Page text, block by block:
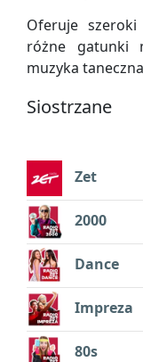
Oferuje szeroki
różne gatunki
muzyka
Siostrzane
Zet
2000
Dance
Impreza
80s